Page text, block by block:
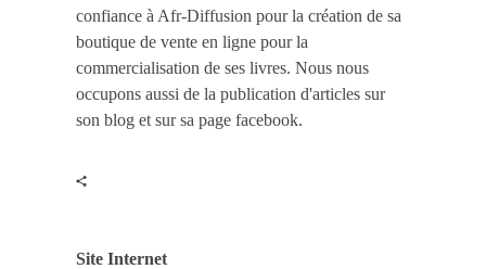
confiance à Afr-Diffusion pour la création de sa
boutique de vente en ligne pour la
commercialisation de ses livres. Nous nous
occupons aussi de la publication d'articles sur
son blog et sur sa page facebook.
Site Internet